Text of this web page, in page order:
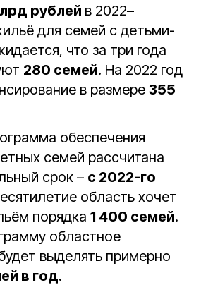
рублей в 2022–
для семей с детьми-
что за три года
280 семей. На 2022 год
в размере 355
обеспечения
семей рассчитана
срок – с 2022-го
область хочет
порядка 1 400 семей.
областное
выделять примерно
в год.